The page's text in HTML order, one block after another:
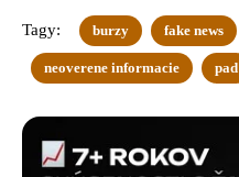
Tagy: burzy fake news
neoverene informacie pad